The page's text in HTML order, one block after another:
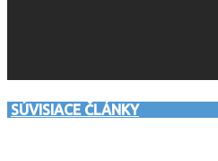
SÚVISIACE ČLÁNKY